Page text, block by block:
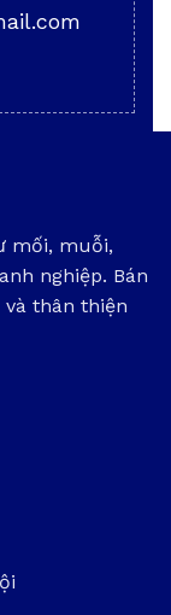
mối, muỗi,
nghiệp. Bán
thân thiện